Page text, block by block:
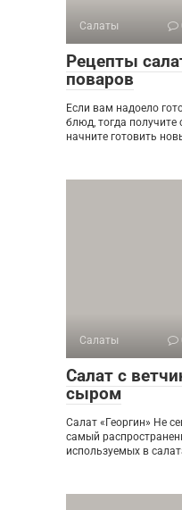
Салаты
Рецепты
поваров
Если вам надоело
блюд, тогда получите
начните готовить
Салаты
Салат с
сыром
Салат «Георгин» Не
самый
используемых в